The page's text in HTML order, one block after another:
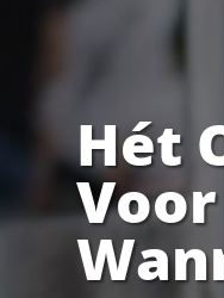
Hét